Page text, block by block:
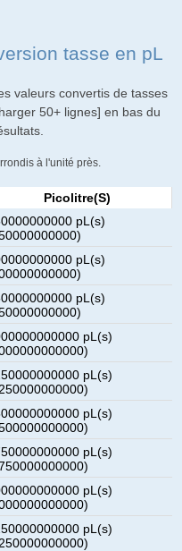
tasse en pL
valeurs convertis de tasses
50+ lignes] en bas du
à l'unité près.
Picolitre(s)
pL(s)
pL(s)
pL(s)
pL(s)
pL(s)
pL(s)
pL(s)
pL(s)
pL(s)